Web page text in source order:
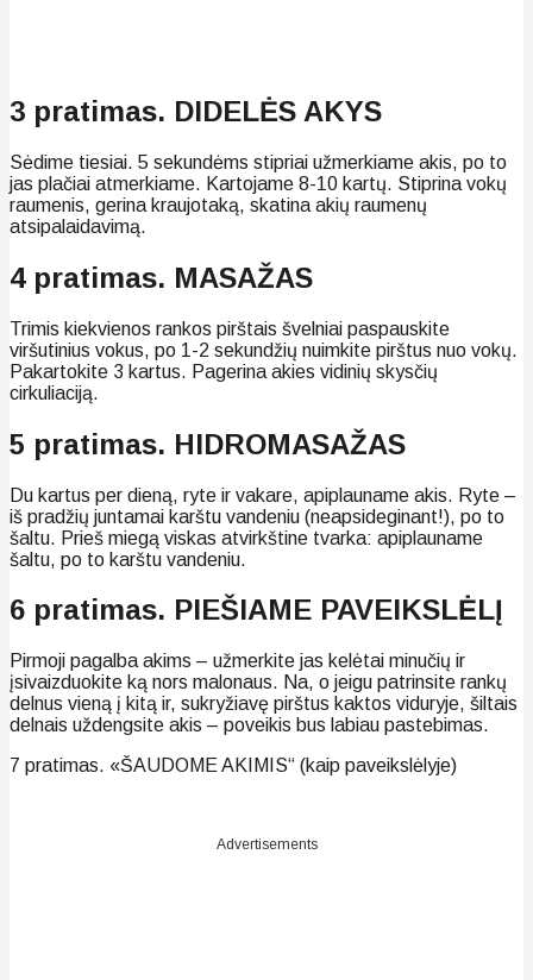
3 pratimas. DIDELĖS AKYS
Sėdime tiesiai. 5 sekundėms stipriai užmerkiame akis, po to
jas plačiai atmerkiame. Kartojame 8-10 kartų. Stiprina vokų
raumenis, gerina kraujotaką, skatina akių raumenų
atsipalaidavimą.
4 pratimas. MASAŽAS
Trimis kiekvienos rankos pirštais švelniai paspauskite
viršutinius vokus, po 1-2 sekundžių nuimkite pirštus nuo vokų.
Pakartokite 3 kartus. Pagerina akies vidinių skysčių
cirkuliaciją.
5 pratimas. HIDROMASAŽAS
Du kartus per dieną, ryte ir vakare, apiplauname akis. Ryte –
iš pradžių juntamai karštu vandeniu (neapsideginant!), po to
šaltu. Prieš miegą viskas atvirkštine tvarka: apiplauname
šaltu, po to karštu vandeniu.
6 pratimas. PIEŠIAME PAVEIKSLĖLĮ
Pirmoji pagalba akims – užmerkite jas kelėtai minučių ir
įsivaizduokite ką nors malonaus. Na, o jeigu patrinsite rankų
delnus vieną į kitą ir, sukryžiavę pirštus kaktos viduryje, šiltais
delnais uždengsite akis – poveikis bus labiau pastebimas.
7 pratimas. «ŠAUDOME AKIMIS“ (kaip paveikslėlyje)
Advertisements